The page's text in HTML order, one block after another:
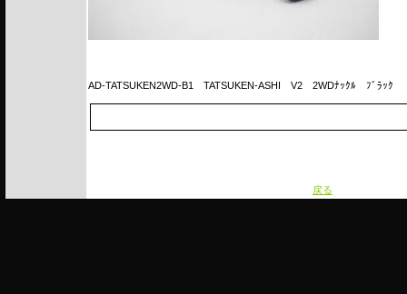
AD-TATSUKEN2WD-B1 TATSUKEN-ASHI V2 2WDﾅｯｸﾙ ﾌﾞﾗｯｸ
戻る